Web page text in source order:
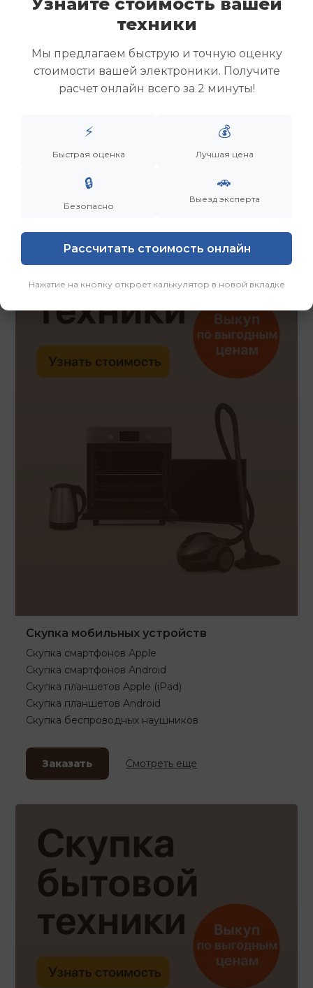
Скупка ноутбуков
Скупка ультрабуков
Скупка рабочих ноутбуков
Скупка старых ноутбуков (б/у)
Скупка внешних жестких дисков
Заказать Смотреть еще
Скупка мобильных устройств
Скупка смартфонов Apple
Скупка смартфонов Android
Скупка планшетов Apple (iPad)
Скупка планшетов Android
Скупка беспроводных наушников
Заказать Смотреть еще
техники
Мы предлагаем быструю и точную оценку
стоимости вашей электроники. Получите
расчет онлайн всего за 2 минуты!
⚡
Быстрая оценка
💰
Лучшая цена
🔒
Безопасно
🚗
Выезд эксперта
Рассчитать стоимость онлайн
Нажатие на кнопку откроет калькулятор в новой вкладке